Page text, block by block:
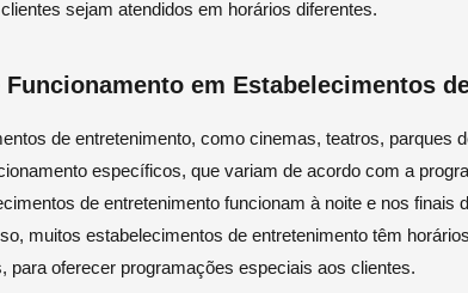
sejam atendidos em horários diferentes.
Funcionamento em Estabelecimentos
de entretenimento, como cinemas, teatros, parques
específicos, que variam de acordo com a
de entretenimento funcionam à noite e nos finais
muitos estabelecimentos de entretenimento têm
para oferecer programações especiais aos clientes.